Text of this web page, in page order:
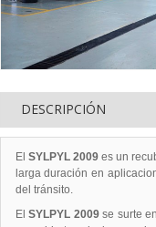
DESCRIPCIÓN
El SYLPYL 2009 es un
larga duración en
del tránsito.
ElSYLPYL 2009se surte